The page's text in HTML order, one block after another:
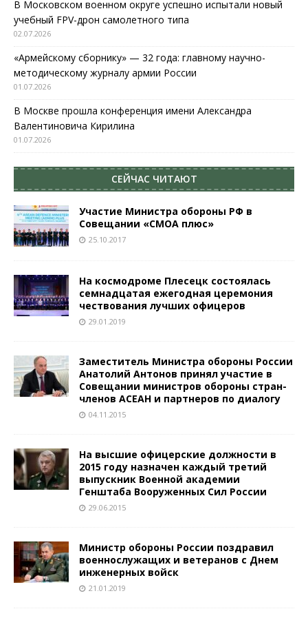
В Московском военном округе успешно испытали новый
учебный FPV-дрон самолетного типа
02.07.2026
«Армейскому сборнику» — 32 года: главному научно-
методическому журналу армии России
01.07.2026
В Москве прошла конференция имени Александра
Валентиновича Кирилина
01.07.2026
СЕЙЧАС ЧИТАЮТ
Участие Министра обороны РФ в
Совещании «СМОА плюс»
25.10.2017
На космодроме Плесецк состоялась
семнадцатая ежегодная церемония
чествования лучших офицеров
29.01.2019
Заместитель Министра обороны России
Анатолий Антонов принял участие в
Совещании министров обороны стран-
членов АСЕАН и партнеров по диалогу
04.11.2015
На высшие офицерские должности в
2015 году назначен каждый третий
выпускник Военной академии
Генштаба Вооруженных Сил России
29.06.2015
Министр обороны России поздравил
военнослужащих и ветеранов с Днем
инженерных войск
21.01.2019